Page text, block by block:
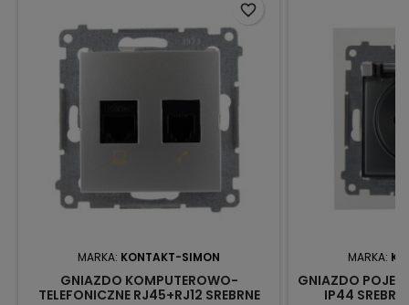
MARKA: KONTAKT-SIMON
GNIAZDO KOMPUTEROWO-
TELEFONICZNE RJ45+RJ12 SREBRNE
favorite_border
MARKA:
GNIAZDO
IP44